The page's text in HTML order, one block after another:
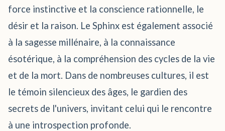
force instinctive et la conscience rationnelle, le
désir et la raison. Le Sphinx est également associé
à la sagesse millénaire, à la connaissance
ésotérique, à la compréhension des cycles de la vie
et de la mort. Dans de nombreuses cultures, il est
le témoin silencieux des âges, le gardien des
secrets de l'univers, invitant celui qui le rencontre
à une introspection profonde.